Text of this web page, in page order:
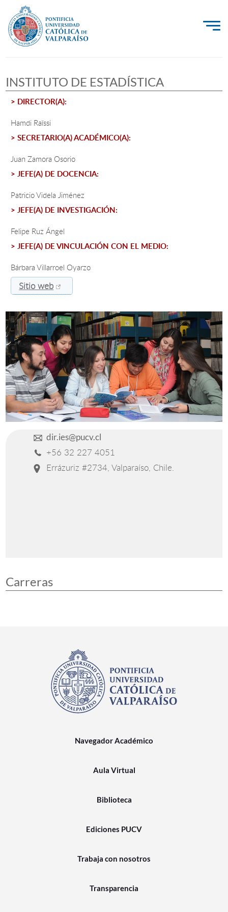
Investigación, Creación e Innovación
PUCV Internacional
Vinculación con el Medio
Admisión
Académicos
Funcionarios
Alumni
English
INSTITUTO DE ESTADÍSTICA
> DIRECTOR(A):
Hamdi Raïssi
> SECRETARIO(A) ACADÉMICO(A):
Juan Zamora Osorio
> JEFE(A) DE DOCENCIA:
Patricio Videla Jiménez
> JEFE(A) DE INVESTIGACIÓN:
Felipe Ruz Ángel
> JEFE(A) DE VINCULACIÓN CON EL MEDIO:
Bárbara Villarroel Oyarzo
Sitio web
dir.ies@pucv.cl
+56 32 227 4051
Errázuriz #2734, Valparaíso, Chile.
Carreras
Navegador Académico
Aula Virtual
Biblioteca
Ediciones PUCV
Trabaja con nosotros
Transparencia